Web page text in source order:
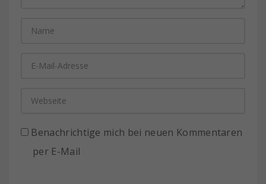
Benachrichtige mich bei neuen Kommentaren
per E-Mail